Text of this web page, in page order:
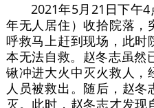
2021年5月21日下午
年无人居住）收拾院落，
呼救马上赶到现场，此时
本无法自救。赵冬志虽然
锹冲进大火中灭火救人，
人员被救出。随后，赵
灭。此时，赵冬志才发